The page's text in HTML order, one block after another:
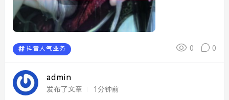
抖音人气业务 0 0
admin
发布了文章 1分钟前